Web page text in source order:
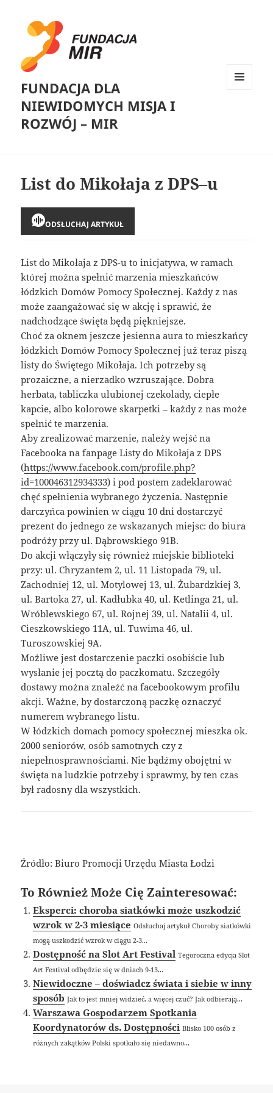
FUNDACJA DLA
NIEWIDOMYCH MISJA I
ROZWÓJ – MIR
List do Mikołaja z DPS–u
ODSŁUCHAJ ARTYKUŁ
List do Mikołaja z DPS-u to inicjatywa, w ramach
której można spełnić marzenia mieszkańców
łódzkich Domów Pomocy Społecznej. Każdy z nas
może zaangażować się w akcję i sprawić, że
nadchodzące święta będą piękniejsze.
Choć za oknem jeszcze jesienna aura to mieszkańcy
łódzkich Domów Pomocy Społecznej już teraz piszą
listy do Świętego Mikołaja. Ich potrzeby są
prozaiczne, a nierzadko wzruszające. Dobra
herbata, tabliczka ulubionej czekolady, ciepłe
kapcie, albo kolorowe skarpetki – każdy z nas może
spełnić te marzenia.
Aby zrealizować marzenie, należy wejść na
Facebooka na fanpage Listy do Mikołaja z DPS
(https://www.facebook.com/profile.php?
id=100046312934333) i pod postem zadeklarować
chęć spełnienia wybranego życzenia. Następnie
darczyńca powinien w ciągu 10 dni dostarczyć
prezent do jednego ze wskazanych miejsc: do biura
podróży przy ul. Dąbrowskiego 91B.
Do akcji włączyły się również miejskie biblioteki
przy: ul. Chryzantem 2, ul. 11 Listopada 79, ul.
Zachodniej 12, ul. Motylowej 13, ul. Żubardzkiej 3,
ul. Bartoka 27, ul. Kadłubka 40, ul. Ketlinga 21, ul.
Wróblewskiego 67, ul. Rojnej 39, ul. Natalii 4, ul.
Cieszkowskiego 11A, ul. Tuwima 46, ul.
Turoszowskiej 9A.
Możliwe jest dostarczenie paczki osobiście lub
wysłanie jej pocztą do paczkomatu. Szczegóły
dostawy można znaleźć na facebookowym profilu
akcji. Ważne, by dostarczoną paczkę oznaczyć
numerem wybranego listu.
W łódzkich domach pomocy społecznej mieszka ok.
2000 seniorów, osób samotnych czy z
niepełnosprawnościami. Nie bądźmy obojętni w
święta na ludzkie potrzeby i sprawmy, by ten czas
był radosny dla wszystkich.
Źródło: Biuro Promocji Urzędu Miasta Łodzi
To Również Może Cię Zainteresować:
Eksperci: choroba siatkówki może uszkodzić
wzrok w 2-3 miesiące Odsłuchaj artykuł Choroby siatkówki
mogą uszkodzić wzrok w ciągu 2-3...
Dostępność na Slot Art Festival Tegoroczna edycja Slot
Art Festival odbędzie się w dniach 9-13...
Niewidoczne – doświadcz świata i siebie w inny
sposób Jak to jest mniej widzieć, a więcej czuć? Jak odbierają...
Warszawa Gospodarzem Spotkania
Koordynatorów ds. Dostępności Blisko 100 osób z
różnych zakątków Polski spotkało się niedawno...